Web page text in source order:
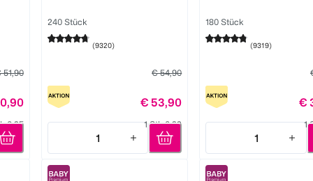
51,90
0,25
240 Stück
(9320)
€ 54,90
€ 53,90
1 Stk 0,22
1
Quantity: 1
180 Stück
(9319)
€
1
1
Quantity: 1